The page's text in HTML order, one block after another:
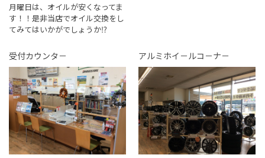
月曜日は、オイルが安くなってま
す！！是非当店でオイル交換をし
てみてはいかがでしょうか⁉
受付カウンタ－ アルミホイ－ルコ－ナ－